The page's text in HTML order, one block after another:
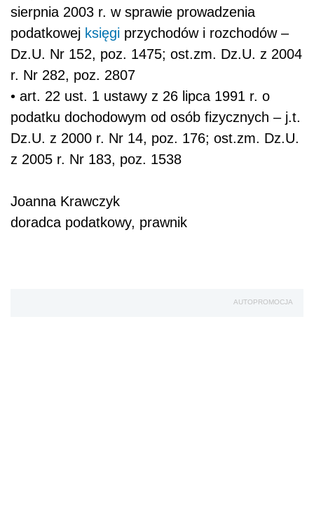
sierpnia 2003 r. w sprawie prowadzenia
podatkowej księgi przychodów i rozchodów –
Dz.U. Nr 152, poz. 1475; ost.zm. Dz.U. z 2004
r. Nr 282, poz. 2807
• art. 22 ust. 1 ustawy z 26 lipca 1991 r. o
podatku dochodowym od osób fizycznych – j.t.
Dz.U. z 2000 r. Nr 14, poz. 176; ost.zm. Dz.U.
z 2005 r. Nr 183, poz. 1538
Joanna Krawczyk
doradca podatkowy, prawnik
AUTOPROMOCJA